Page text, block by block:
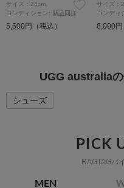
サイズ：24cm
コンディション: 新品同様
5,500円（税込）
サイズ：
コンディ
8,000円
UGG australia
シューズ
PICK
RAGTAGバ
MEN